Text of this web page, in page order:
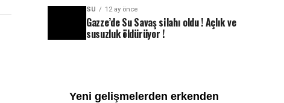
SU 12 ay önce
Gazze’de Su Savaş silahı oldu ! Açlık ve
susuzluk öldürüyor !
Yeni gelişmelerden erkenden